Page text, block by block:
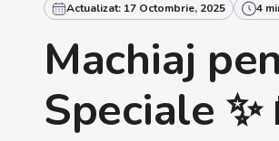
Actualizat: 17 Octombrie, 2025 4
Machiaj
Speciale